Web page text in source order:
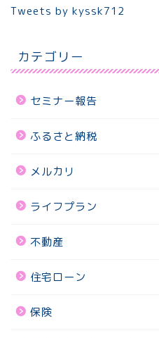
Tweets by kyssk712
カテゴリー
セミナー報告
ふるさと納税
メルカリ
ライフプラン
不動産
住宅ローン
保険